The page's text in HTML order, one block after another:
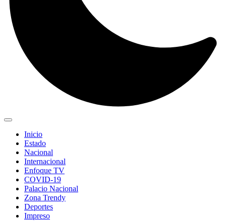
Inicio
Estado
Nacional
Internacional
Enfoque TV
COVID-19
Palacio Nacional
Zona Trendy
Deportes
Impreso